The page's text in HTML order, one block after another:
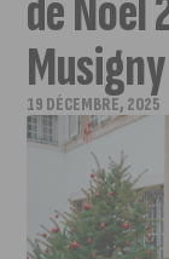
de Noël
Musigny
19 DÉCEMBRE, 2025